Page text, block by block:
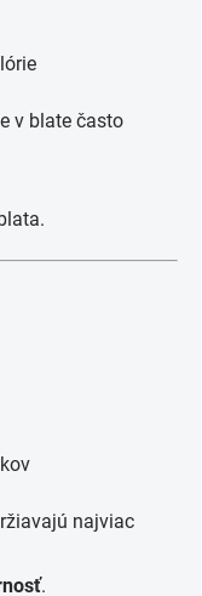
v blate často
najviac
.